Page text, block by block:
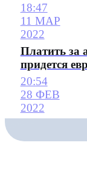
18:47
11 МАР
2022
Платить за
придется
20:54
28 ФЕВ
2022